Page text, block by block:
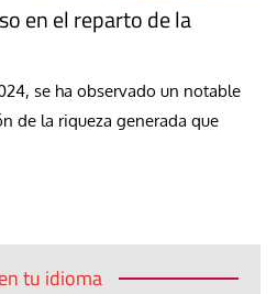
en el reparto de la
se ha observado un notable
de la riqueza generada que
tu idioma